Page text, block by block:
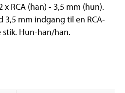
RCA (han) - 3,5 mm (hun).
3,5 mm indgang til en RCA-
Hun-han/han.